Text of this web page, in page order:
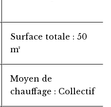
Surface totale
50
m²
Moyen de
chauffage
Collectif